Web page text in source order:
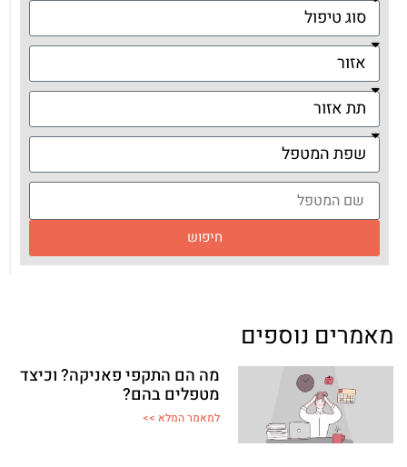
חיפוש
מאמרים נוספים
מה הם התקפי פאניקה? וכיצד
מטפלים בהם?
למאמר המלא >>